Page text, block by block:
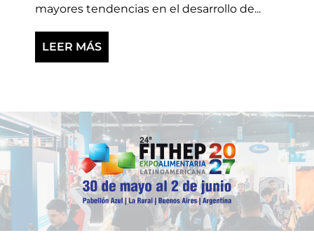
mayores tendencias en el desarrollo de...
LEER MÁS